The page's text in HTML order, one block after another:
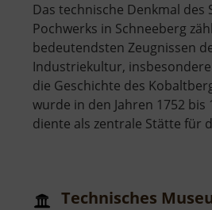
Das technische Denkmal des
Pochwerks in Schneeberg
bedeutendsten Zeugnissen
Industriekultur,
die Geschichte des
wurde in den Jahren 1752
diente als zentrale Stätte für
Technisches